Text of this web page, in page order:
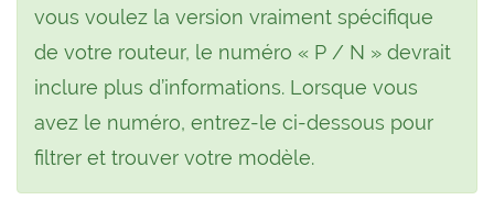
vous voulez la version vraiment spécifique
de votre routeur, le numéro « P / N » devrait
inclure plus d’informations. Lorsque vous
avez le numéro, entrez-le ci-dessous pour
filtrer et trouver votre modèle.